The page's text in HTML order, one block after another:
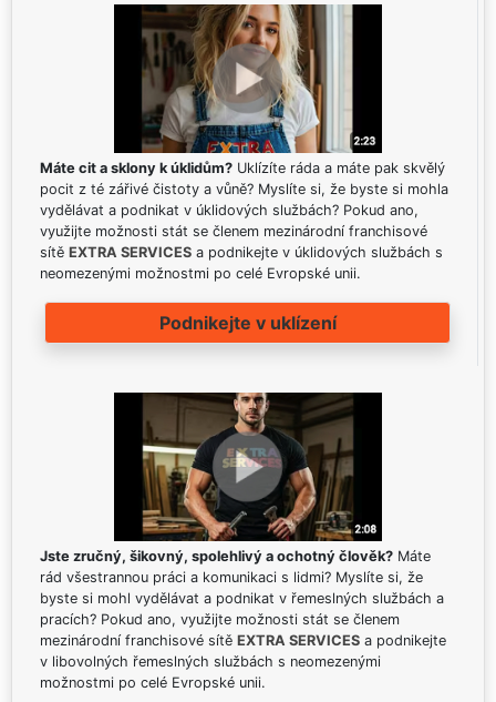
Máte cit a sklony k úklidům? Uklízíte ráda a máte pak skvělý
pocit z té zářivé čistoty a vůně? Myslíte si, že byste si mohla
vydělávat a podnikat v úklidových službách? Pokud ano,
využijte možnosti stát se členem mezinárodní franchisové
sítě EXTRA SERVICES a podnikejte v úklidových službách s
neomezenými možnostmi po celé Evropské unii.
Podnikejte v uklízení
Jste zručný, šikovný, spolehlivý a ochotný člověk? Máte
rád všestrannou práci a komunikaci s lidmi? Myslíte si, že
byste si mohl vydělávat a podnikat v řemeslných službách a
pracích? Pokud ano, využijte možnosti stát se členem
mezinárodní franchisové sítě EXTRA SERVICES a podnikejte
v libovolných řemeslných službách s neomezenými
možnostmi po celé Evropské unii.